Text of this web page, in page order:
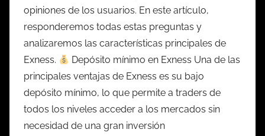
opiniones de los usuarios. En este artículo,
responderemos todas estas preguntas y
analizaremos las características principales de
Exness.
Depósito mínimo en Exness Una de las
principales ventajas de Exness es su bajo
depósito mínimo, lo que permite a traders de
todos los niveles acceder a los mercados sin
necesidad de una gran inversión